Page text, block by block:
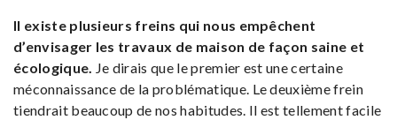
Il existe plusieurs freins qui nous empêchent
d’envisager les travaux de maison de façon saine et
écologique. Je dirais que le premier est une certaine
méconnaissance de la problématique. Le deuxième frein
tiendrait beaucoup de nos habitudes. Il est tellement facile